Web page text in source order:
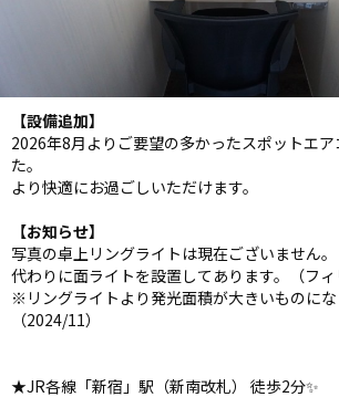
【設備追加】
2026年8月よりご要望の多かったスポットエ
た。
より快適にお過ごしいただけます。
【お知らせ】
写真の卓上リングライトは現在ございません。
代わりに面ライトを設置してあります。（フィ
※リングライトより発光面積が大きいものにな
（2024/11）
★JR各線「新宿」駅（新南改札） 徒歩2分✨